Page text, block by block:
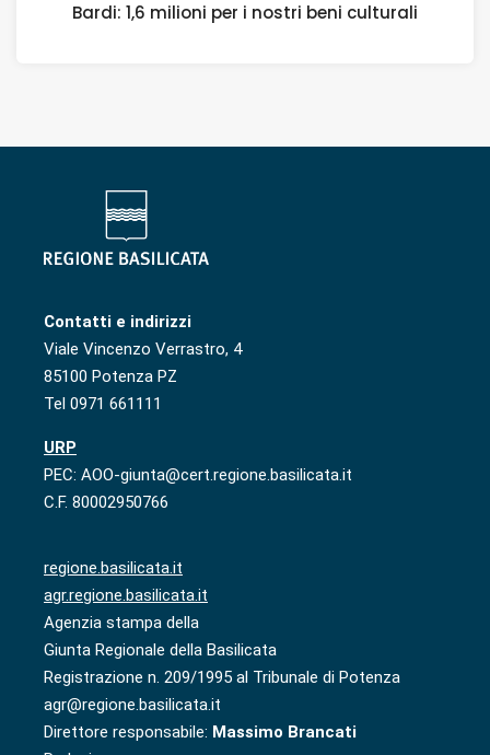
Bardi: 1,6 milioni per i nostri beni culturali
Contatti e indirizzi
Viale Vincenzo Verrastro, 4
85100 Potenza PZ
Tel 0971 661111
URP
PEC: AOO-giunta@cert.regione.basilicata.it
C.F. 80002950766
regione.basilicata.it
agr.regione.basilicata.it
Agenzia stampa della
Giunta Regionale della Basilicata
Registrazione n. 209/1995 al Tribunale di Potenza
agr@regione.basilicata.it
Direttore responsabile: Massimo Brancati